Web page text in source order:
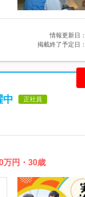
情報更新日：
掲載終了予定日：
中 正社員
万円・30歳